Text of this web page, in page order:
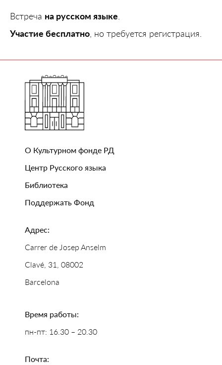
Встреча на русском языке
Участие бесплатно , но требуется регистрация.
О Культурном фонде РД
Центр Русского языка
Библиотека
Поддержать Фонд
Адрес:
Carrer de Josep Anselm
Clavé, 31, 08002
Barcelona
Время работы:
пн-пт: 16.30 – 20.30
Почта: